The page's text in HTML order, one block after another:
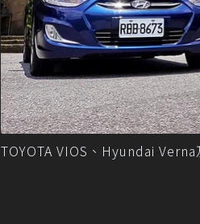
TOYOTA VIOS、Hyundai